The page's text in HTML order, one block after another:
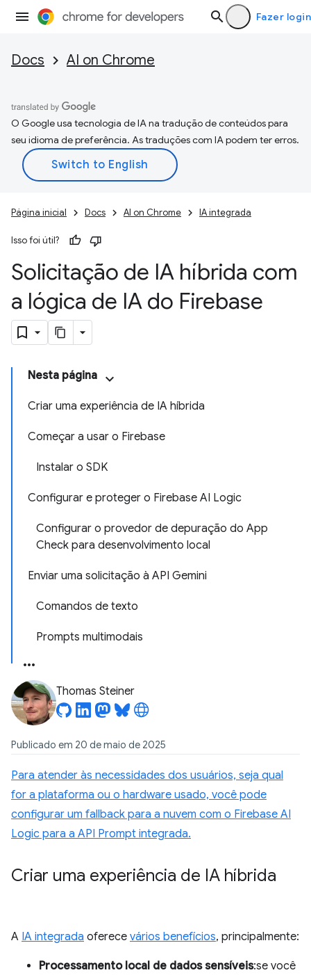
Fazer login
Docs AI on Chrome
O Google usa tecnologia de IA na tradução de conteúdos para
seu idioma de preferência. As traduções com IA podem ter erros.
Página inicial Docs AI on Chrome IA integrada
Isso foi útil?
Solicitação de IA híbrida com
a lógica de IA do Firebase
Nesta página
Criar uma experiência de IA híbrida
Começar a usar o Firebase
Instalar o SDK
Configurar e proteger o Firebase AI Logic
Configurar o provedor de depuração do App
Check para desenvolvimento local
Enviar uma solicitação à API Gemini
Comandos de texto
Prompts multimodais
Thomas Steiner
Publicado em 20 de maio de 2025
Para atender às necessidades dos usuários, seja qual
for a plataforma ou o hardware usado, você pode
configurar um fallback para a nuvem com o Firebase AI
Logic para a API Prompt integrada.
Criar uma experiência de IA híbrida
A IA integrada oferece vários benefícios, principalmente:
Processamento local de dados sensíveis:se você